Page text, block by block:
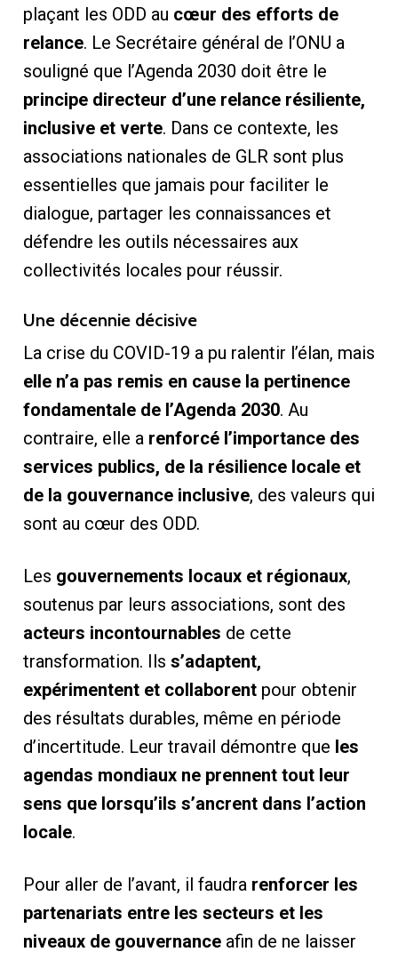
plaçant les ODD au cœur des efforts de
relance. Le Secrétaire général de l’ONU a
souligné que l’Agenda 2030 doit être le
principe directeur d’une relance résiliente,
inclusive et verte. Dans ce contexte, les
associations nationales de GLR sont plus
essentielles que jamais pour faciliter le
dialogue, partager les connaissances et
défendre les outils nécessaires aux
collectivités locales pour réussir.
Une décennie décisive
La crise du COVID-19 a pu ralentir l’élan, mais
elle n’a pas remis en cause la pertinence
fondamentale de l’Agenda 2030. Au
contraire, elle a renforcé l’importance des
services publics, de la résilience locale et
de la gouvernance inclusive, des valeurs qui
sont au cœur des ODD.
Les gouvernements locaux et régionaux,
soutenus par leurs associations, sont des
acteurs incontournables de cette
transformation. Ils s’adaptent,
expérimentent et collaborentpour obtenir
des résultats durables, même en période
d’incertitude. Leur travail démontre que les
agendas mondiaux ne prennent tout leur
sens que lorsqu’ils s’ancrent dans l’action
locale.
Pour aller de l’avant, il faudra renforcer les
partenariats entre les secteurs et les
niveaux de gouvernanceafin de ne laisser